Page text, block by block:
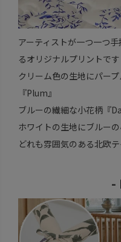
アーティストが一つ一つ
るオリジナルプリントです
クリーム色の生地にパー
『Plum』
ブルーの繊細な小花柄『
ホワイトの生地にブルー
どれも雰囲気のある北欧
-